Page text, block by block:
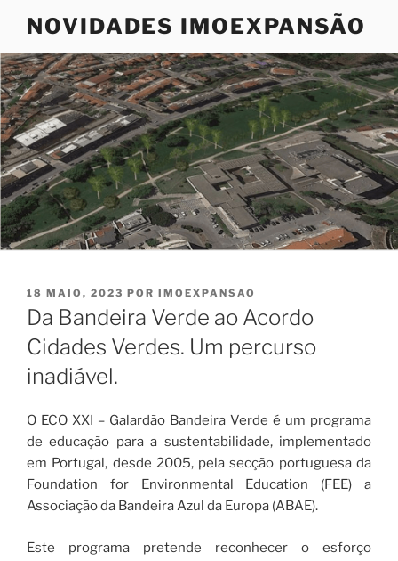
o
conteúdo
NOVIDADES IMOEXPANSÃO
PUBLICADO
EM
18 MAIO, 2023 POR IMOEXPANSAO
Da Bandeira Verde ao Acordo
Cidades Verdes. Um percurso
inadiável.
O ECO XXI – Galardão Bandeira Verde é um programa
de educação para a sustentabilidade, implementado
em Portugal, desde 2005, pela secção portuguesa da
Foundation for Environmental Education (FEE) a
Associação da Bandeira Azul da Europa (ABAE).
Este programa pretende reconhecer o esforço